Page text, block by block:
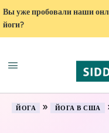
Вы уже пробовали наши
йоги?
ЙОГА » ЙОГА В США